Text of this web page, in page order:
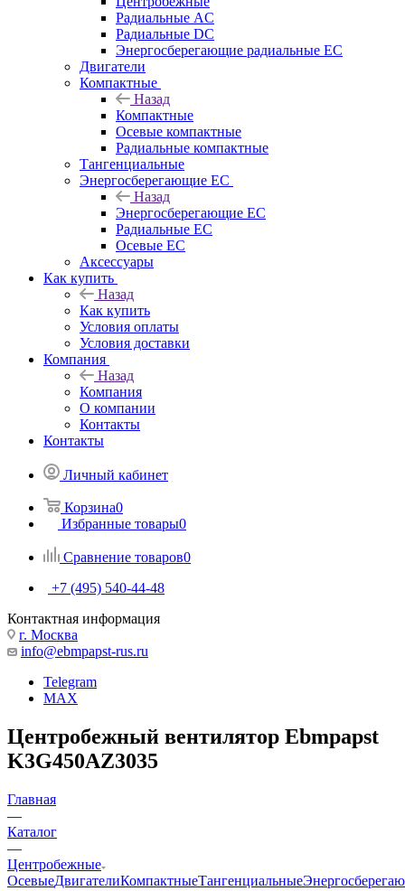
Радиальные AC
Радиальные DC
Энергосберегающие радиальные EC
Двигатели
Компактные
Назад
Компактные
Осевые компактные
Радиальные компактные
Тангенциальные
Энергосберегающие EC
Назад
Энергосберегающие EC
Радиальные EC
Осевые EC
Аксессуары
Как купить
Назад
Как купить
Условия оплаты
Условия доставки
Компания
Назад
Компания
О компании
Контакты
Контакты
Личный кабинет
Корзина0
Избранные товары0
Сравнение товаров0
+7 (495) 540-44-48
Контактная информация
г. Москва
info@ebmpapst-rus.ru
Telegram
MAX
Центробежный вентилятор Ebmpapst
K3G450AZ3035
Главная
—
Каталог
—
Центробежные
ОсевыеДвигателиКомпактныеТангенциальные